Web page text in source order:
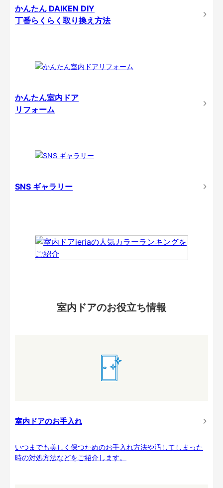
かんたん DAIKEN DIY
丁番らくらく取り換え方法
かんたん室内ドア
リフォーム
SNS ギャラリー
室内ドアのお役立ち情報
室内ドアのお手入れ
いつまでも美しく保つためのお手入れ方法や汚してしまった
時の対処方法などをご紹介します。